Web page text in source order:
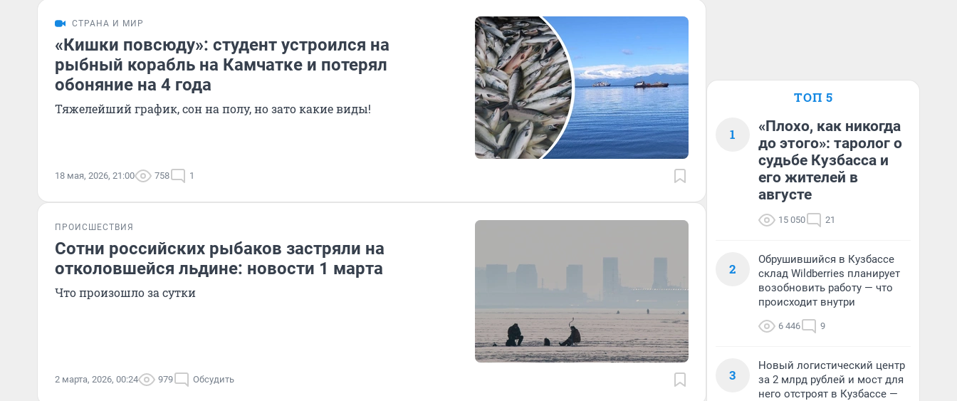
СТРАНА И МИР
«Кишки повсюду»: студент устроился на
рыбный корабль на Камчатке и потерял
обоняние на 4 года
Тяжелейший график, сон на полу, но зато какие виды!
18 мая, 2026, 21:00 758 1
ПРОИСШЕСТВИЯ
Сотни российских рыбаков застряли на
отколовшейся льдине: новости 1 марта
Что произошло за сутки
2 марта, 2026, 00:24 979 Обсудить
ТОП 5
1
«Плохо, как никогда
до этого»: таролог о
судьбе Кузбасса и
его жителей в
августе
15 050 21
2
Обрушившийся в Кузбассе
склад Wildberries планирует
возобновить работу — что
происходит внутри
6 446 9
3
Новый логистический центр
за 2 млрд рублей и мост для
него отстроят в Кузбассе —